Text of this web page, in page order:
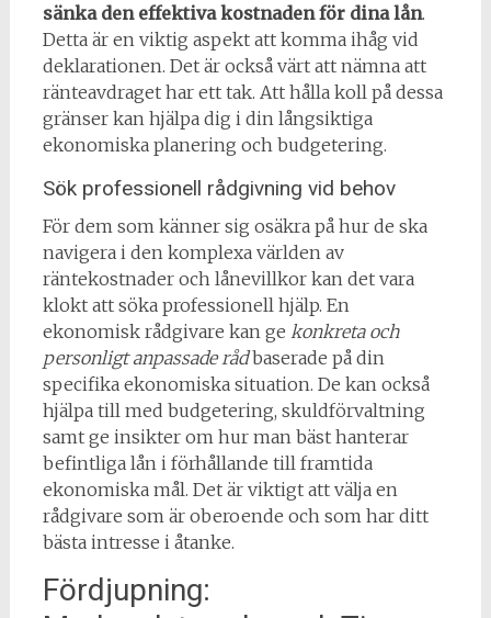
sänka den effektiva kostnaden för dina lån.
Detta är en viktig aspekt att komma ihåg vid
deklarationen. Det är också värt att nämna att
ränteavdraget har ett tak. Att hålla koll på dessa
gränser kan hjälpa dig i din långsiktiga
ekonomiska planering och budgetering.
Sök professionell rådgivning vid behov
För dem som känner sig osäkra på hur de ska
navigera i den komplexa världen av
räntekostnader och lånevillkor kan det vara
klokt att söka professionell hjälp. En
ekonomisk rådgivare kan ge konkreta och
personligt anpassade rådbaserade på din
specifika ekonomiska situation. De kan också
hjälpa till med budgetering, skuldförvaltning
samt ge insikter om hur man bäst hanterar
befintliga lån i förhållande till framtida
ekonomiska mål. Det är viktigt att välja en
rådgivare som är oberoende och som har ditt
bästa intresse i åtanke.
Fördjupning: